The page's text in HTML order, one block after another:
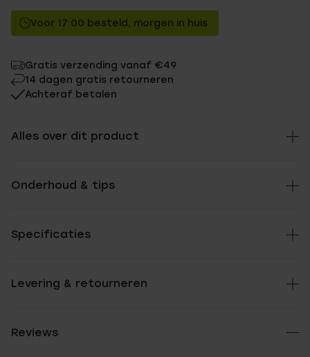
Voor 17:00 besteld, morgen in huis
Gratis verzending vanaf €49
14 dagen gratis retourneren
Achteraf betalen
Alles over dit product
Onderhoud & tips
Specificaties
Levering & retourneren
Reviews